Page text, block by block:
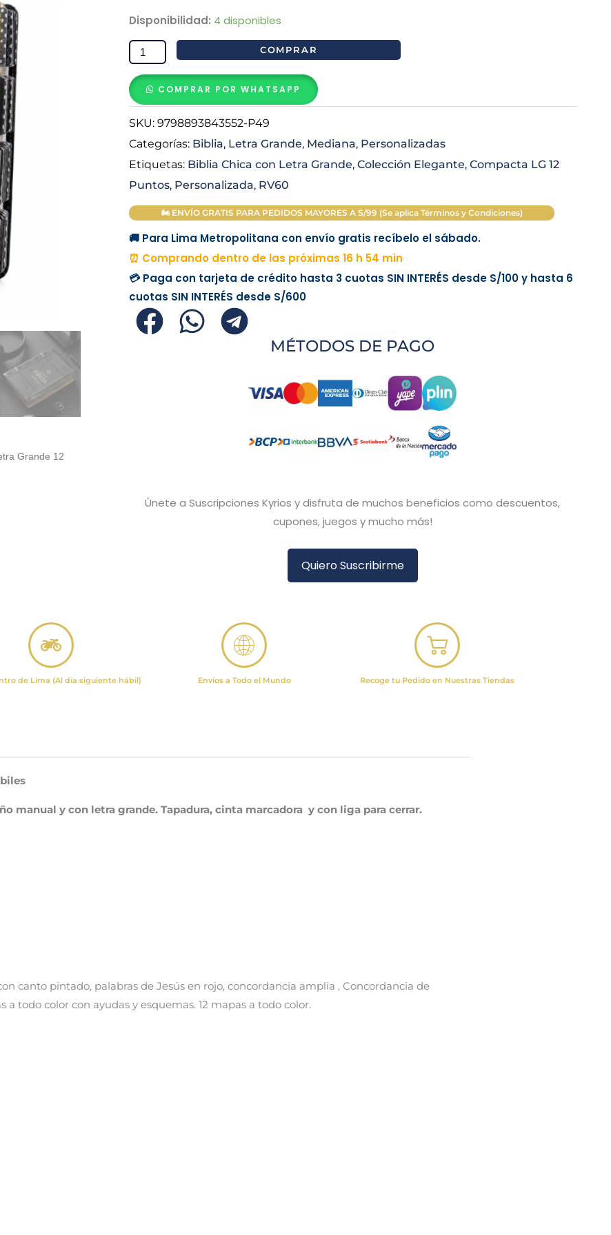
Grande 12
price
was:
S/ 213.00.
is:
S/ 200.00.
Disponibilidad: 4 disponibles
Biblia
Reina
Valera
1960
Compacta
Grande
12
Puntos
Negro
Elegante
PERSONALIZADA
con
Nombre
y
Tabs
cantidad
COMPRAR
COMPRAR POR WHATSAPP
SKU: 9798893843552-P49
Categorías: Biblia, Letra Grande, Mediana, Personalizadas
Etiquetas: Biblia Chica con Letra Grande, Colección Elegante, Compacta LG 12
Puntos, Personalizada, RV60
🏍 ENVÍO GRATIS PARA PEDIDOS MAYORES A S/99 (Se aplica Términos y Condiciones)
🚚 Para Lima Metropolitana con envío gratis recíbelo el sábado.
⏰ Comprando dentro de las próximas 16 h 54 min
💳 Paga con tarjeta de crédito hasta 3 cuotas SIN INTERÉS desde S/100y hasta 6
cuotas SIN INTERÉS desde S/600
MÉTODOS DE PAGO
Únete a Suscripciones Kyrios y disfruta de muchos beneficios como descuentos,
cupones, juegos y mucho más!
Quiero Suscribirme
de Lima (Al día siguiente hábil) Envíos a Todo el Mundo Recoge tu Pedido en Nuestras Tiendas
manual y con letra grande. Tapadura, cinta marcadora y con liga para cerrar.
canto pintado, palabras de Jesús en rojo, concordancia amplia , Concordancia de
a todo color con ayudas y esquemas. 12 mapas a todo color.